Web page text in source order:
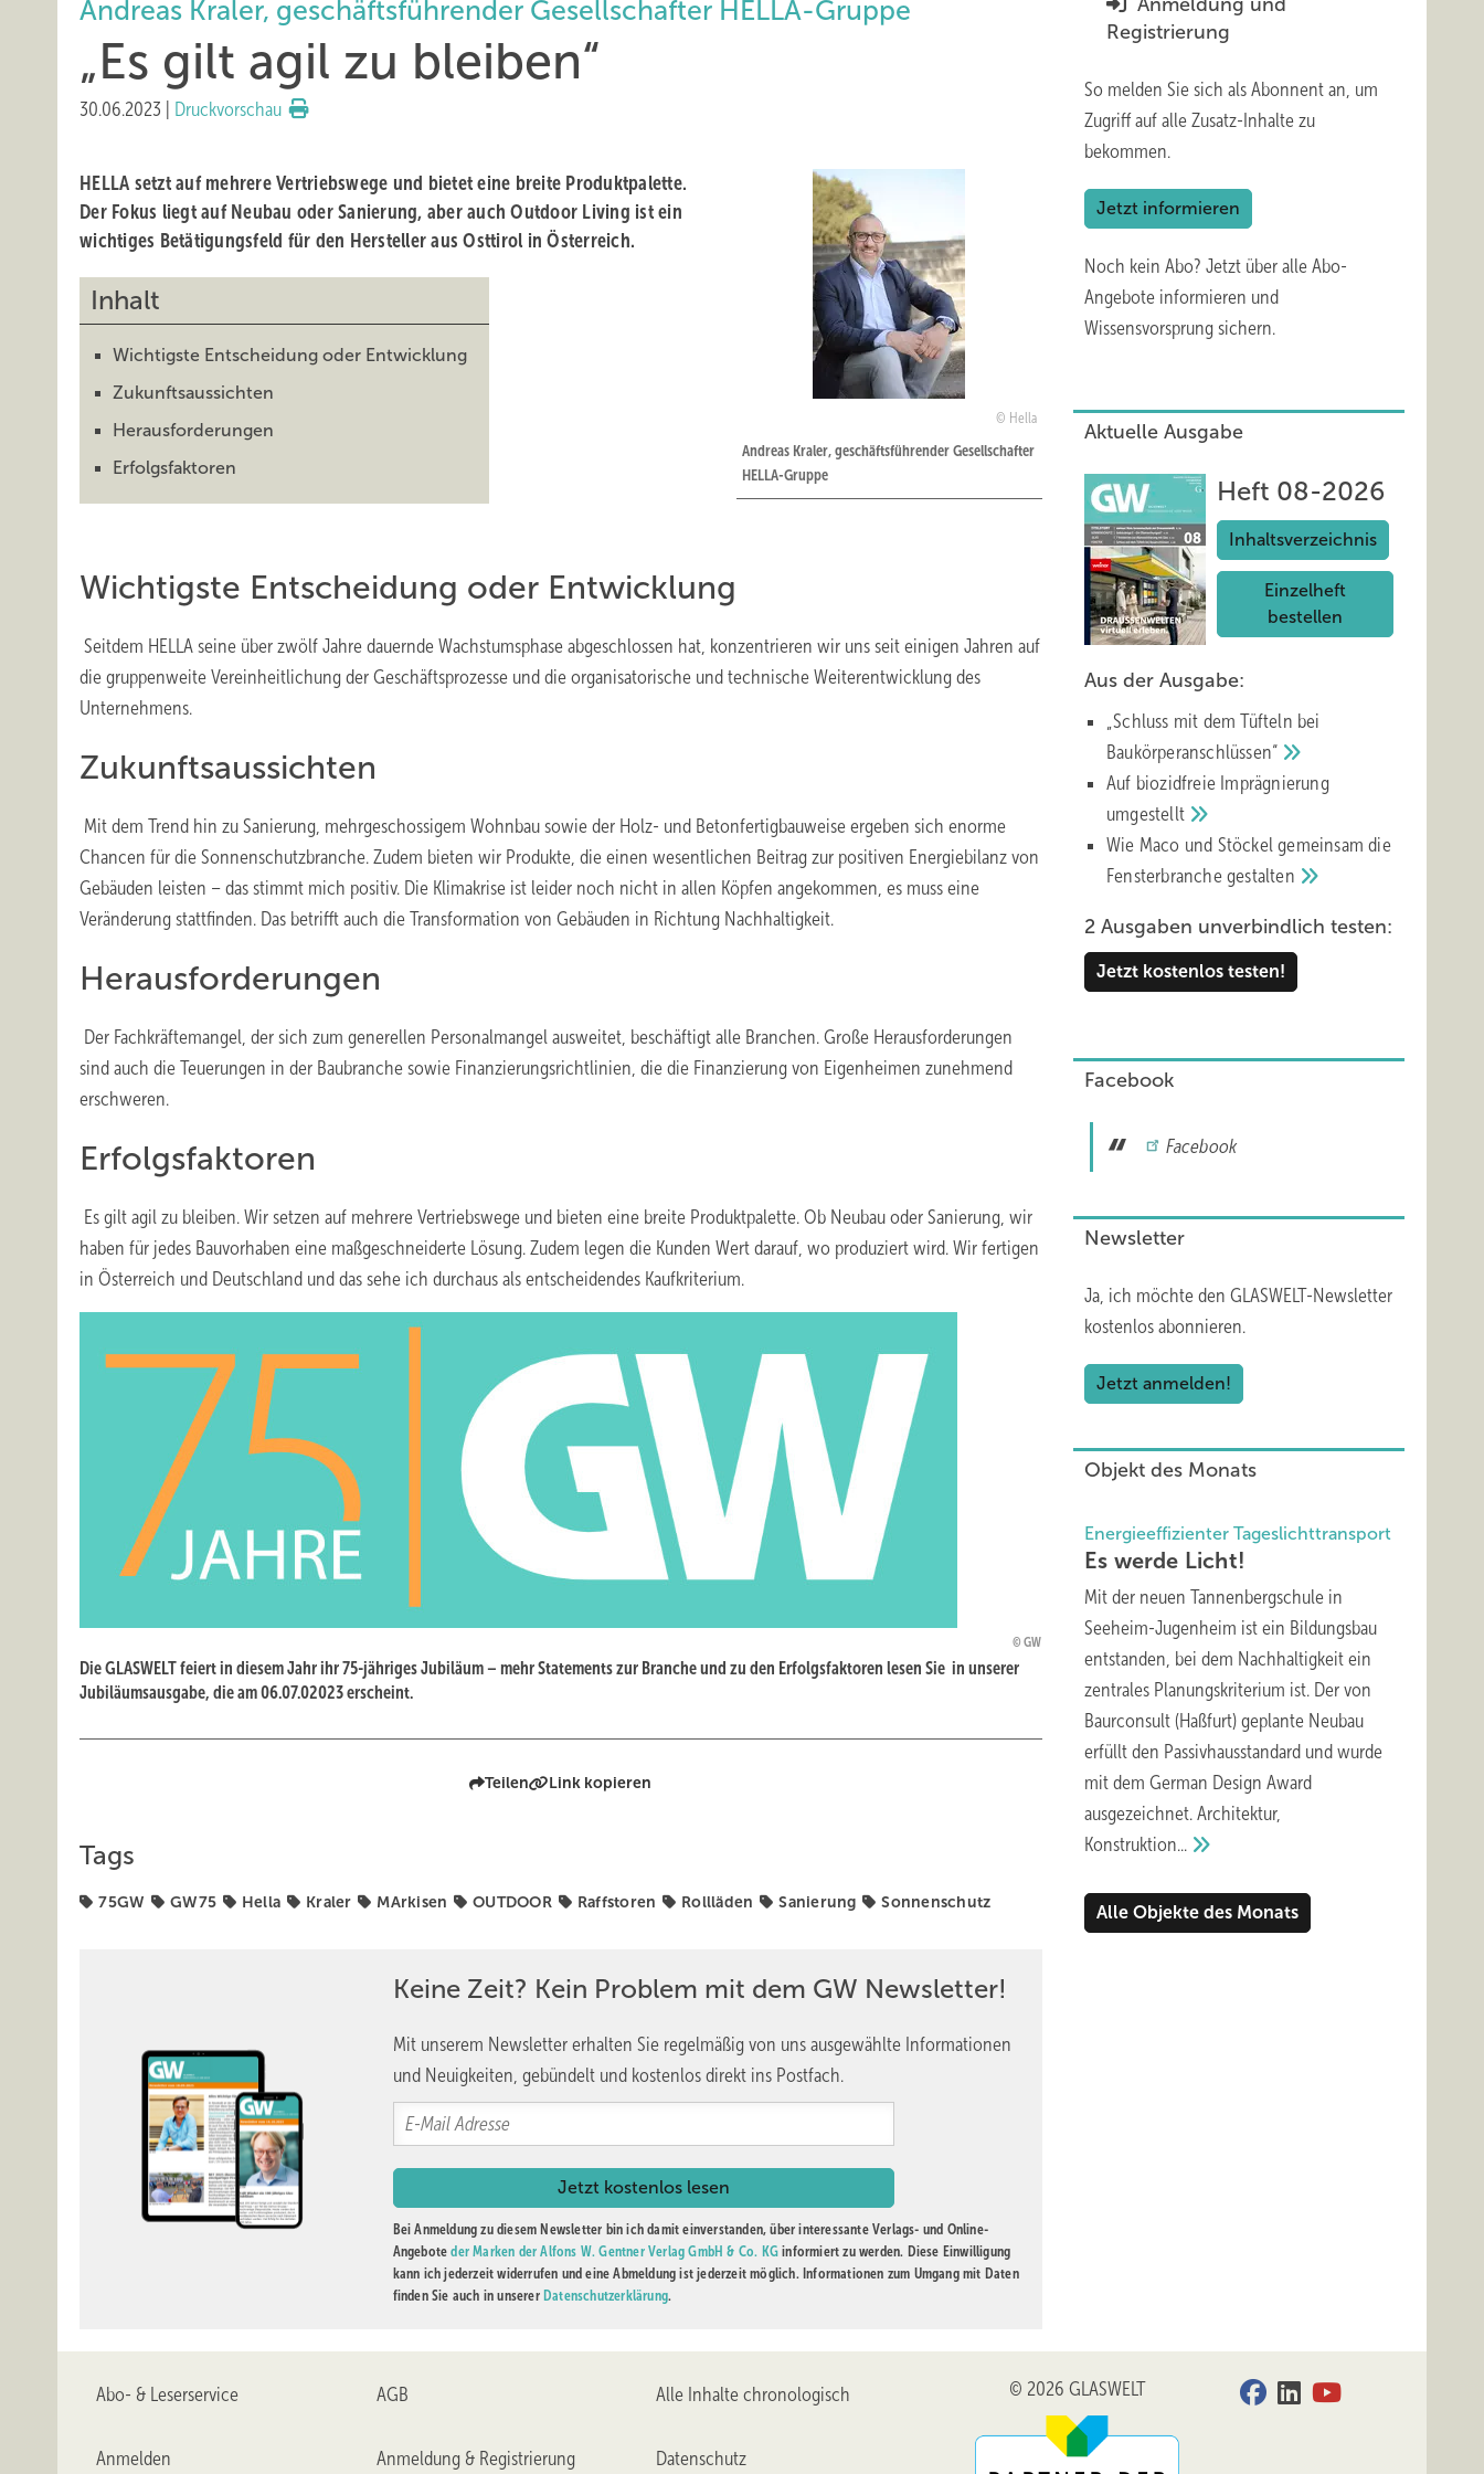
Andreas Kraler, geschäftsführender Gesellschafter HELLA-Gruppe
„Es gilt agil zu bleiben“
30.06.2023 Druckvorschau
Hella
Andreas Kraler, geschäftsführender Gesellschafter
HELLA-Gruppe
HELLA setzt auf mehrere Vertriebswege und bietet eine breite Produktpalette.
Der Fokus liegt auf Neubau oder Sanierung, aber auch Outdoor Living ist ein
wichtiges Betätigungsfeld für den Hersteller aus Osttirol in Österreich.
Inhalt
Wichtigste Entscheidung oder Entwicklung
Zukunftsaussichten
Herausforderungen
Erfolgsfaktoren
Wichtigste Entscheidung oder Entwicklung
Seitdem HELLA seine über zwölf Jahre dauernde Wachstumsphase abgeschlossen hat, konzentrieren wir uns seit einigen Jahren auf
die gruppenweite Vereinheitlichung der Geschäftsprozesse und die organisatorische und technische Weiterentwicklung des
Unternehmens.
Zukunftsaussichten
Mit dem Trend hin zu Sanierung, mehrgeschossigem Wohnbau sowie der Holz- und Betonfertigbauweise ergeben sich enorme
Chancen für die Sonnenschutzbranche. Zudem bieten wir Produkte, die einen wesentlichen Beitrag zur positiven Energiebilanz von
Gebäuden leisten – das stimmt mich positiv. Die Klimakrise ist leider noch nicht in allen Köpfen angekommen, es muss eine
Veränderung stattfinden. Das betrifft auch die Transformation von Gebäuden in Richtung Nachhaltigkeit.
Herausforderungen
Der Fachkräftemangel, der sich zum generellen Personalmangel ausweitet, beschäftigt alle Branchen. Große Herausforderungen
sind auch die Teuerungen in der Baubranche sowie Finanzierungsrichtlinien, die die Finanzierung von Eigenheimen zunehmend
erschweren.
Erfolgsfaktoren
Es gilt agil zu bleiben. Wir setzen auf mehrere Vertriebswege und bieten eine breite Produktpalette. Ob Neubau oder Sanierung, wir
haben für jedes Bauvorhaben eine maßgeschneiderte Lösung. Zudem legen die Kunden Wert darauf, wo produziert wird. Wir fertigen
in Österreich und Deutschland und das sehe ich durchaus als entscheidendes Kaufkriterium.
GW
Die GLASWELT feiert in diesem Jahr ihr 75-jähriges Jubiläum – mehr Statements zur Branche und zu den Erfolgsfaktoren lesen Sie in unserer
Jubiläumsausgabe, die am 06.07.02023 erscheint.
Teilen Link kopieren
Tags
75GW GW75 Hella Kraler MArkisen OUTDOOR Raffstoren Rollläden Sanierung Sonnenschutz
Keine Zeit? Kein Problem mit dem GW Newsletter!
Mit unserem Newsletter erhalten Sie regelmäßig von uns ausgewählte Informationen
und Neuigkeiten, gebündelt und kostenlos direkt ins Postfach.
Bei Anmeldung zu diesem Newsletter bin ich damit einverstanden, über interessante Verlags- und Online-
Angeboteder Marken der Alfons W. Gentner Verlag GmbH & Co. KG informiert zu werden. Diese Einwilligung
kann ich jederzeit widerrufen und eine Abmeldung ist jederzeit möglich. Informationen zum Umgang mit Daten
finden Sie auch in unserer Datenschutzerklärung.
Anmeldung und
Registrierung
So melden Sie sich als Abonnent an, um
Zugriff auf alle Zusatz-Inhalte zu
bekommen.
Jetzt informieren
Noch kein Abo? Jetzt über alle Abo-
Angebote informieren und
Wissensvorsprung sichern.
Aktuelle Ausgabe
Heft 08-2026
Inhaltsverzeichnis
Einzelheft
bestellen
Aus der Ausgabe:
„Schluss mit d em Tüfteln bei
Baukörperanschlüssen“
Auf biozidfreie Imprägnierung
umgestellt
Wie Maco und Stöckel gemeinsam die
Fensterbranche gestalten
2 Ausgaben unverbindlich testen:
Jetzt kostenlos testen!
Facebook
Facebook
Newsletter
Ja, ich möchte den GLASWELT-Newsletter
kostenlos abonnieren.
Jetzt anmelden!
Objekt des Monats
Energieeffizienter Tageslichttransport
Es werde Licht!
Mit der neuen Tannenbergschule in
Seeheim-Jugenheim ist ein Bildungsbau
entstanden, bei dem Nachhaltigkeit ein
zentrales Planungskriterium ist. Der von
Baurconsult (Haßfurt) geplante Neubau
erfüllt den Passivhausstandard und wurde
mit dem German Design Award
ausgezeichnet. Architektur,
Konstruktion...
Alle Objekte des Monats
Abo- & Leserservice AGB Alle Inhalte chronologisch
Anmelden Anmeldung & Registrierung Datenschutz
© 2026 GLASWELT